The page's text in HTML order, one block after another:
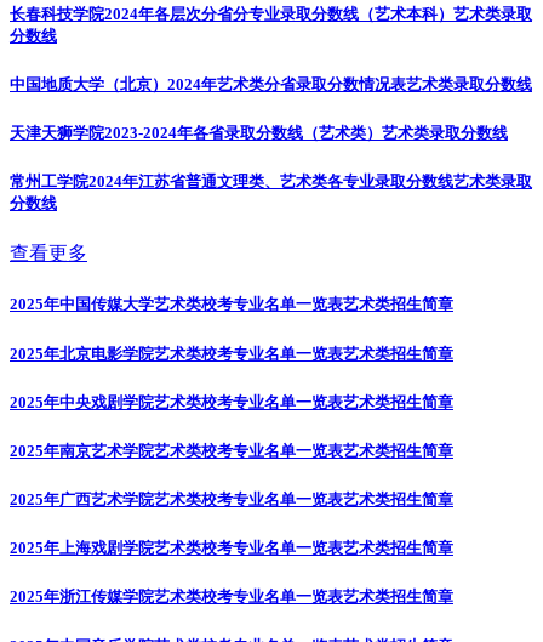
长春科技学院2024年各层次分省分专业录取分数线（艺术本科） 艺术类录取
分数线
中国地质大学（北京）2024年艺术类分省录取分数情况表艺术类录取分数线
天津天狮学院2023-2024年各省录取分数线（艺术类） 艺术类录取分数线
常州工学院2024年江苏省普通文理类、艺术类各专业录取分数线艺术类录取
分数线
查看更多
2025年中国传媒大学艺术类校考专业名单一览表艺术类招生简章
2025年北京电影学院艺术类校考专业名单一览表艺术类招生简章
2025年中央戏剧学院艺术类校考专业名单一览表艺术类招生简章
2025年南京艺术学院艺术类校考专业名单一览表艺术类招生简章
2025年广西艺术学院艺术类校考专业名单一览表艺术类招生简章
2025年上海戏剧学院艺术类校考专业名单一览表艺术类招生简章
2025年浙江传媒学院艺术类校考专业名单一览表艺术类招生简章